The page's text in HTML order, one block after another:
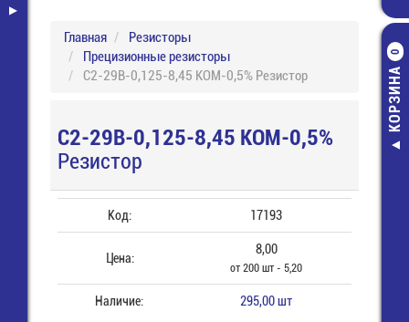
КОРЗИНА
0
Главная
Резисторы
Прецизионные резисторы
С2-29В-0,125-8,45 КОМ-0,5% Резистор
С2-29В-0,125-8,45 КОМ-0,5%
Резистор
Код: 17193
Цена:
8,00
от 200 шт - 5,20
Наличие: 295,00 шт